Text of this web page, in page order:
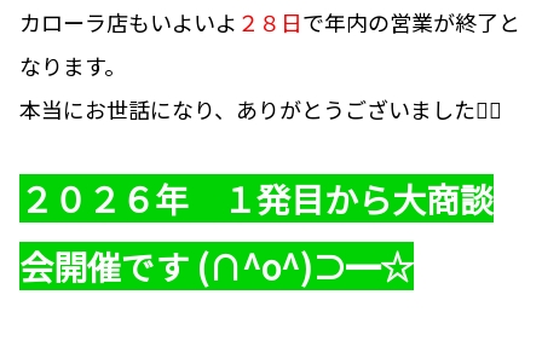
カローラ店もいよいよ ２８日で年内の営業が終了と
なります。
本当にお世話になり、ありがとうございました🙇‍♀️
２０２６年 １発目から大商談
会開催です (∩^o^)⊃━☆